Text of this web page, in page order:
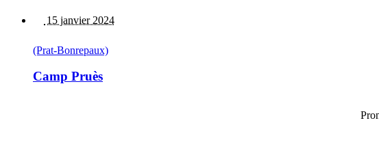
15 janvier 2024
(Prat-Bonrepaux)
Camp Pruès